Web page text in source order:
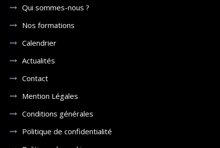
Qui sommes-nous ?
Nos formations
Calendrier
Actualités
Contact
Mention Légales
Conditions générales
Politique de confidentialité